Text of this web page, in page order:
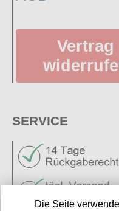
Vertrag
SERVICE
Die Seite